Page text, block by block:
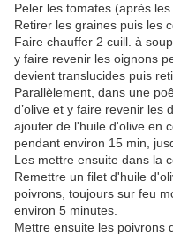
Peler les tomates (après
Retirer les graines puis les
Faire chauffer 2 cuill. à
y faire revenir les oignons
devient translucides puis
Parallèlement, dans une
d’olive et y faire revenir les
ajouter de l'huile d'olive en
pendant environ 15 min,
Les mettre ensuite dans la
Remettre un filet d'huile
poivrons, toujours sur feu
environ 5 minutes.
Mettre ensuite les poivrons